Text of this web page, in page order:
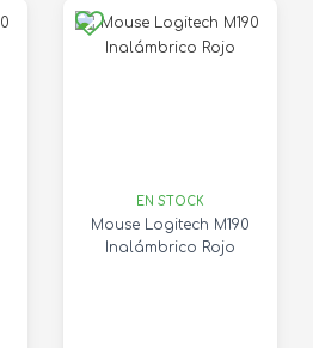
EN STOCK
Mouse Logitech M190
Inalámbrico Rojo